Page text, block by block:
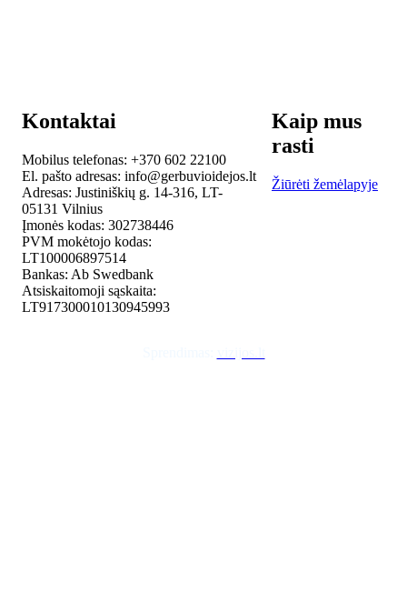
Kontaktai
Mobilus telefonas: +370 602 22100
El. pašto adresas: info@gerbuvioidejos.lt
Adresas: Justiniškių g. 14-316, LT-
05131 Vilnius
Įmonės kodas: 302738446
PVM mokėtojo kodas:
LT100006897514
Bankas: Ab Swedbank
Atsiskaitomoji sąskaita:
LT917300010130945993
Kaip mus
rasti
Žiūrėti žemėlapyje